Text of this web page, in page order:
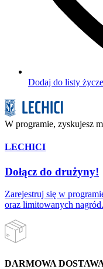
Dodaj do listy
W programie, zyskujesz
LECHICI
Dołącz do drużyny!
Zarejestruj się w
oraz limitowanych nagród.
DARMOWA